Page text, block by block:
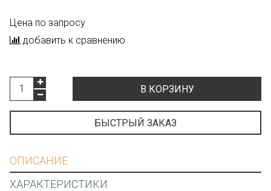
Цена по запросу
добавить к сравнению
В КОРЗИНУ
БЫСТРЫЙ ЗАКАЗ
ОПИСАНИЕ
ХАРАКТЕРИСТИКИ